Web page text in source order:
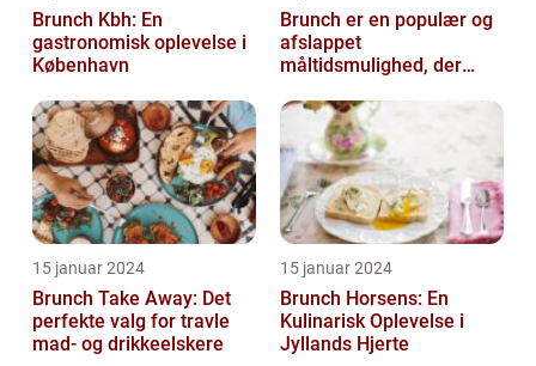
Brunch Kbh: En
gastronomisk oplevelse i
København
Brunch er en populær og
afslappet
måltidsmulighed, der
fra både morgenmad og
15 januar 2024
Brunch Take Away: Det
perfekte valg for travle
mad- og drikkeelskere
15 januar 2024
Brunch Horsens: En
Kulinarisk Oplevelse i
Jyllands Hjerte